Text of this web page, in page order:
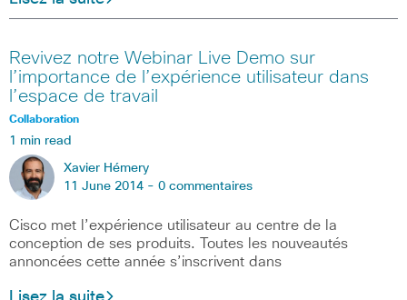
Revivez notre Webinar Live Demo sur
l’importance de l’expérience utilisateur dans
l’espace de travail
Collaboration
1 min read
Xavier Hémery
11 June 2014 - 0 commentaires
Cisco met l’expérience utilisateur au centre de la
conception de ses produits. Toutes les nouveautés
annoncées cette année s’inscrivent dans